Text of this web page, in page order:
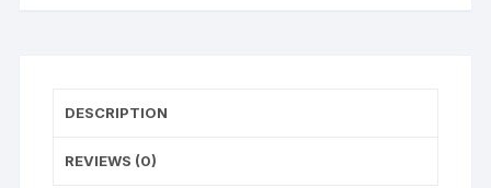
DESCRIPTION
REVIEWS (0)